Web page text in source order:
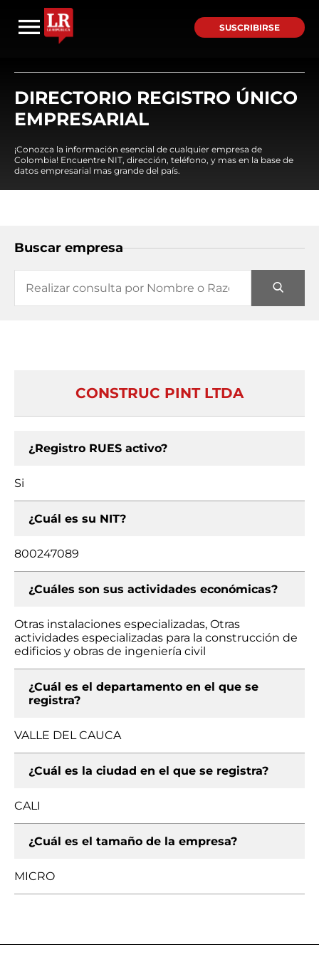
SUSCRIBIRSE
DIRECTORIO REGISTRO ÚNICO
EMPRESARIAL
¡Conozca la información esencial de cualquier empresa de
Colombia! Encuentre NIT, dirección, teléfono, y mas en la base de
datos empresarial mas grande del país.
Buscar empresa
CONSTRUC PINT LTDA
¿Registro RUES activo?
Si
¿Cuál es su NIT?
800247089
¿Cuáles son sus actividades económicas?
Otras instalaciones especializadas, Otras
actividades especializadas para la construcción de
edificios y obras de ingeniería civil
¿Cuál es el departamento en el que se
registra?
VALLE DEL CAUCA
¿Cuál es la ciudad en el que se registra?
CALI
¿Cuál es el tamaño de la empresa?
MICRO